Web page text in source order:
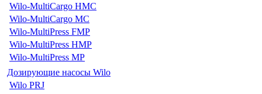
Wilo-MultiCargo HMC
Wilo-MultiCargo MC
Wilo-MultiPress FMP
Wilo-MultiPress HMP
Wilo-MultiPress MP
Дозирующие насосы Wilo
Wilo PRJ